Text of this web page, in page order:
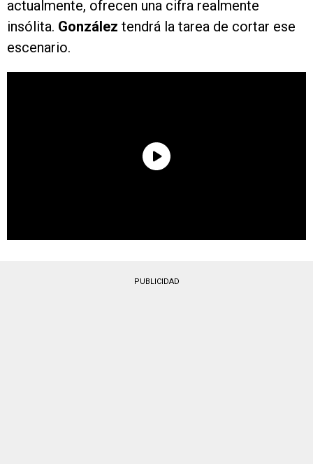
actualmente, ofrecen una cifra realmente
insólita. González tendrá la tarea de cortar ese
escenario.
PUBLICIDAD